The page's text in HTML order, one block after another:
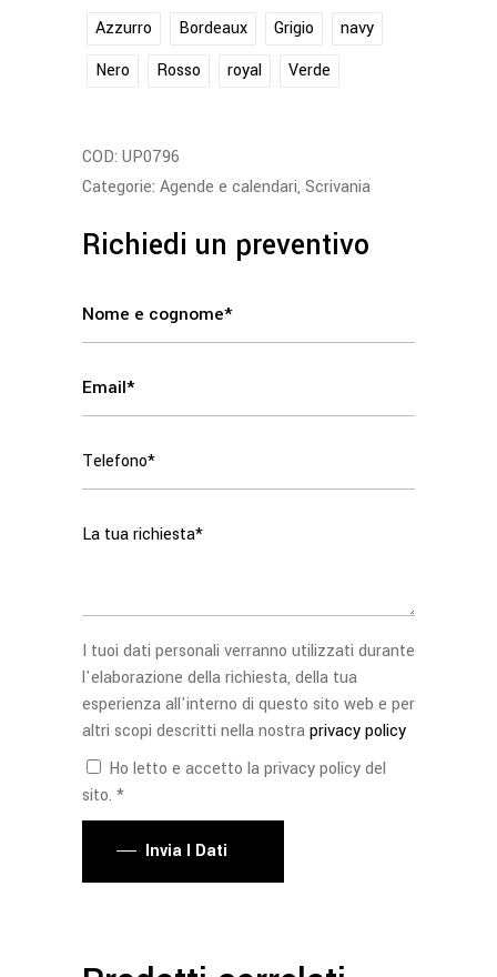
Azzurro
Bordeaux Grigio
navy
Nero
Rosso royal Verde
COD: UP0796
Categorie: Agende e calendari, Scrivania
Richiedi un preventivo
I tuoi dati personali verranno utilizzati durante
l'elaborazione della richiesta, della tua
esperienza all'interno di questo sito web e per
altri scopi descritti nella nostraprivacy policy
Ho letto e accetto la privacy policy del
sito. *
Invia I Dati